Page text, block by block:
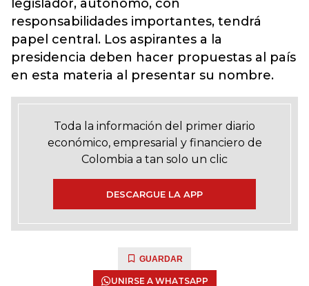
legislador, autónomo, con
responsabilidades importantes, tendrá
papel central. Los aspirantes a la
presidencia deben hacer propuestas al país
en esta materia al presentar su nombre.
Toda la información del primer diario
económico, empresarial y financiero de
Colombia a tan solo un clic
DESCARGUE LA APP
GUARDAR
UNIRSE A WHATSAPP